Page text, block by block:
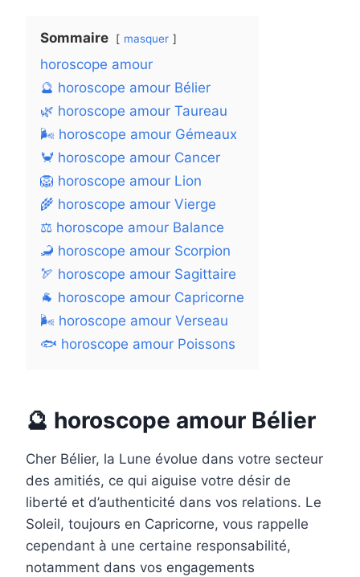
Sommaire masquer
horoscope amour
🔮 horoscope amour Bélier
🌿 horoscope amour Taureau
🌬️ horoscope amour Gémeaux
🦀 horoscope amour Cancer
🦁 horoscope amour Lion
🌾 horoscope amour Vierge
⚖️ horoscope amour Balance
🦂 horoscope amour Scorpion
🏹 horoscope amour Sagittaire
🐐 horoscope amour Capricorne
🌬️ horoscope amour Verseau
🐟 horoscope amour Poissons
🔮 horoscope amour Bélier
Cher Bélier, la Lune évolue dans votre secteur
des amitiés, ce qui aiguise votre désir de
liberté et d’authenticité dans vos relations. Le
Soleil, toujours en Capricorne, vous rappelle
cependant à une certaine responsabilité,
notamment dans vos engagements